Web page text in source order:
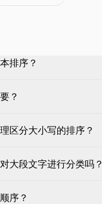
排序？
？
区分大小写的排序？
大段文字进行分类吗？
序？